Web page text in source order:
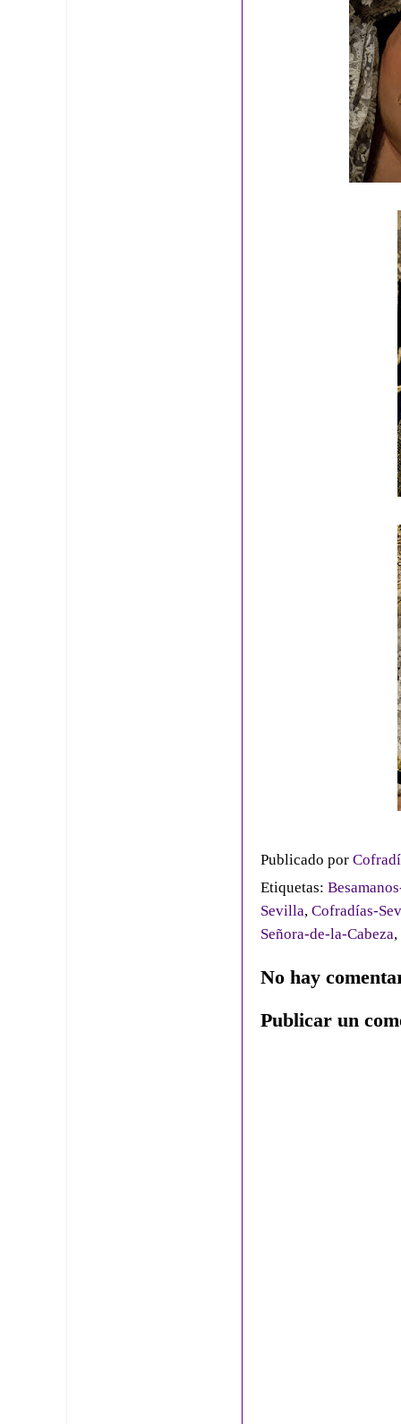
Publicado por
Etiquetas:
Sevilla, Cofradías-
Señora-de-la-Cabeza,
No hay
Publicar un